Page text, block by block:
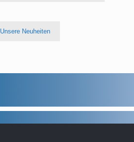
Unsere Neuheiten